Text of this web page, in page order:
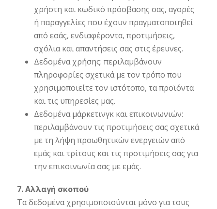
χρήστη και κωδικό πρόσβασης σας, αγορές
ή παραγγελίες που έχουν πραγματοποιηθεί
από εσάς, ενδιαφέροντα, προτιμήσεις,
σχόλια και απαντήσεις σας στις έρευνες.
Δεδομένα χρήσης: περιλαμβάνουν
πληροφορίες σχετικά με τον τρόπο που
χρησιμοποιείτε τον ιστότοπο, τα προϊόντα
και τις υπηρεσίες μας.
Δεδομένα μάρκετινγκ και επικοινωνιών:
περιλαμβάνουν τις προτιμήσεις σας σχετικά
με τη λήψη προωθητικών ενεργειών από
εμάς και τρίτους και τις προτιμήσεις σας για
την επικοινωνία σας με εμάς.
7. Αλλαγή σκοπού
Τα δεδομένα χρησιμοποιούνται μόνο για τους